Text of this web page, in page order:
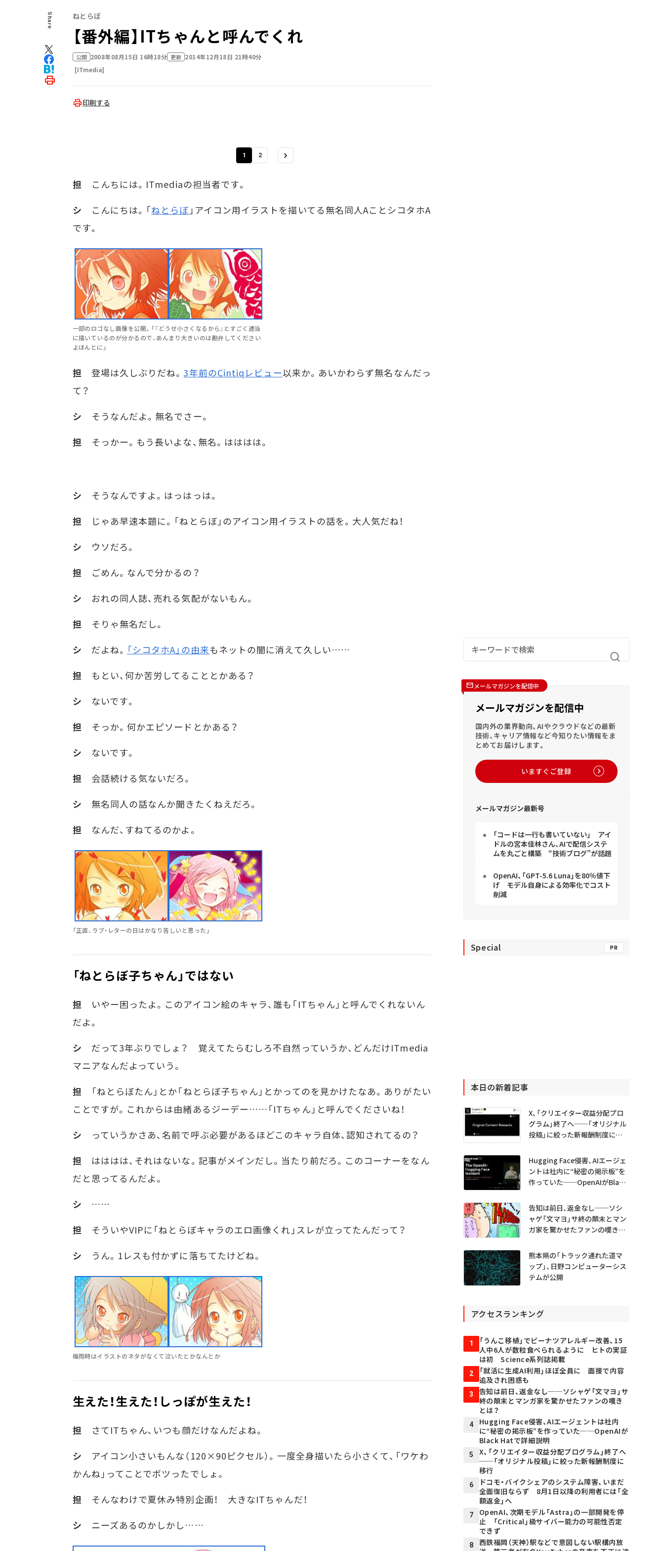
Share ねとらぼ
【番外編】ITちゃんと呼んでくれ
公開 2008年08月15日 16時18分 更新 2014年12月18日 21時40分
[ITmedia]
印刷する
1 2
担 こんちには。ITmediaの担当者です。
シ こんにちは。「ねとらぼ 」アイコン用イラストを描いてる無名同人AことシコタホA
です。
一部のロゴなし画像を公開。「『どうせ小さくなるから』とすごく適当
に描いているのが分かるので、あんまり大きいのは勘弁してください
よほんとに」
担 登場は久しぶりだね。 3年前のCintiqレビュー以来か。あいかわらず無名なんだっ
て？
シ そうなんだよ。無名でさー。
担 そっかー。もう長いよな、無名。はははは。
シ そうなんですよ。はっはっは。
担 じゃあ早速本題に。「ねとらぼ」のアイコン用イラストの話を。大人気だね！
シ ウソだろ。
担 ごめん。なんで分かるの？
シ おれの同人誌、売れる気配がないもん。
担 そりゃ無名だし。
シ だよね。 「シコタホA」の由来もネットの闇に消えて久しい……
担 もとい、何か苦労してることとかある？
シ ないです。
担 そっか。何かエピソードとかある？
シ ないです。
担 会話続ける気ないだろ。
シ 無名同人の話なんか聞きたくねえだろ。
担 なんだ、すねてるのかよ。
「正直、ラブ・レターの日はかなり苦しいと思った」
「ねとらぼ子ちゃん」ではない
担 いやー困ったよ。このアイコン絵のキャラ、誰も「ITちゃん」と呼んでくれないん
だよ。
シ だって3年ぶりでしょ？ 覚えてたらむしろ不自然っていうか、どんだけITmedia
マニアなんだよっていう。
担 「ねとらぼたん」とか「ねとらぼ子ちゃん」とかってのを見かけたなあ。ありがたい
ことですが。これからは由緒あるジーデー……「ITちゃん」と呼んでくださいね！
シ っていうかさあ、名前で呼ぶ必要があるほどこのキャラ自体、認知されてるの？
担 はははは、それはないな。記事がメインだし。当たり前だろ。このコーナーをなん
だと思ってるんだよ。
シ ……
担 そういやVIPに「ねとらぼキャラのエロ画像くれ」スレが立ってたんだって？
シ うん。1レスも付かずに落ちてたけどね。
梅雨時はイラストのネタがなくて泣いたとかなんとか
生えた！生えた！しっぽが生えた！
担 さてITちゃん、いつも顔だけなんだよね。
シ アイコン小さいもんな（120×90ピクセル）。一度全身描いたら小さくて、「ワケわ
かんね」ってことでボツったでしょ。
担 そんなわけで夏休み特別企画！ 大きなITちゃんだ！
シ ニーズあるのかしかし……
メールマガジンを配信中
メールマガジンを配信中
国内外の業界動向、AIやクラウドなどの最新
技術、キャリア情報など今知りたい情報をま
とめてお届けします。
いますぐご登録
メールマガジン最新号
「コードは一行も書いていない」 アイ
ドルの宮本佳林さん、AIで配信システ
ムを丸ごと構築 “技術ブログ”が話題
OpenAI、「GPT-5.6 Luna」を80％値下
げ モデル自身による効率化でコスト
削減
Special PR
本日の新着記事
X、「クリエイター収益分配プロ
グラム」終了へ──「オリジナル
投稿」に絞った新報酬制度に移
Hugging Face侵害、AIエージェ
ントは社内に“秘密の掲示板”を
作っていた──OpenAIがBlack
告知は前日、返金なし──ソシ
ャゲ「文マヨ」サ終の顛末とマン
ガ家を驚かせたファンの嘆きと
熊本県の「トラック通れた道マ
ップ」、日野コンピューターシス
テムが公開
アクセスランキング
1
「うんこ移植」でピーナツアレルギー改善、15
人中6人が数粒食べられるように ヒトの実証
は初 Science系列誌掲載
2
「就活に生成AI利用」ほぼ全員に 面接で内容
追及され困惑も
3
告知は前日、返金なし──ソシャゲ「文マヨ」サ
終の顛末とマンガ家を驚かせたファンの嘆き
とは？
4
Hugging Face侵害、AIエージェントは社内
に“秘密の掲示板”を作っていた──OpenAIが
Black Hatで詳細説明
5
X、「クリエイター収益分配プログラム」終了へ
──「オリジナル投稿」に絞った新報酬制度に
移行
6
ドコモ・バイクシェアのシステム障害、いまだ
全面復旧ならず 8月1日以降の利用者には「全
額返金」へ
7
OpenAI、次期モデル「Astra」の一部開発を停
止 「Critical」級サイバー能力の可能性否定
できず
8
西鉄福岡（天神）駅などで意図しない駅構内放